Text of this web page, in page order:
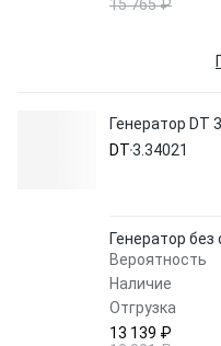
15 765 ₽
Генератор DT
DT3.34021
Генератор
Вероятность
Наличие
Отгрузка
13 139 ₽